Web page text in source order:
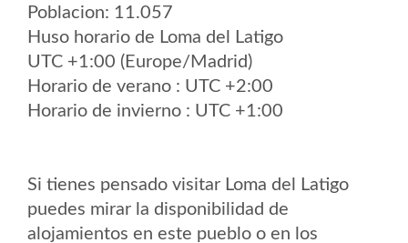
Poblacion: 11.057
Huso horario de Loma del Latigo
UTC +1:00 (Europe/Madrid)
Horario de verano : UTC +2:00
Horario de invierno : UTC +1:00
Si tienes pensado visitar Loma del Latigo
puedes mirar la disponibilidad de
alojamientos en este pueblo o en los